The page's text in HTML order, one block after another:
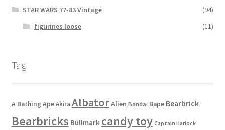
STAR WARS 77-83 Vintage
(94)
figurines loose
(11)
Tag
A Bathing Ape Akira AlbatorAlien Bandai Bape Bearbrick
Bearbricks Bullmark candy toy Captain Harlock